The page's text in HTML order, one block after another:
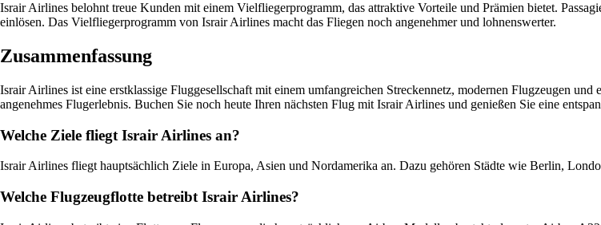
Israir Airlines belohnt treue Kunden mit einem Vielfliegerprogramm, das attraktive Vorteile und Prämien bietet.
einlösen. Das Vielfliegerprogramm von Israir Airlines macht das Fliegen noch angenehmer und lohnenswerter.
Zusammenfassung
Israir Airlines ist eine erstklassige Fluggesellschaft mit einem umfangreichen Streckennetz, modernen Flugzeugen
angenehmes Flugerlebnis. Buchen Sie noch heute Ihren nächsten Flug mit Israir Airlines und genießen Sie eine
Welche Ziele fliegt Israir Airlines an?
Israir Airlines fliegt hauptsächlich Ziele in Europa, Asien und Nordamerika an. Dazu gehören Städte wie Berlin,
Welche Flugzeugflotte betreibt Israir Airlines?